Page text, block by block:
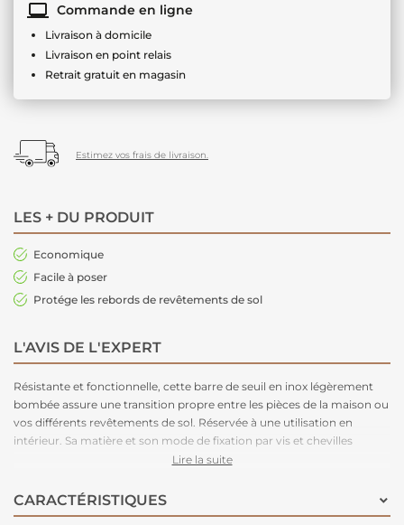
Commande en ligne
Livraison à domicile
Livraison en point relais
Retrait gratuit en magasin
Estimez vos frais de livraison.
LES + DU PRODUIT
Economique
Facile à poser
Protége les rebords de revêtements de sol
L'AVIS DE L'EXPERT
Résistante et fonctionnelle, cette barre de seuil en inox légèrement
bombée assure une transition propre entre les pièces de la maison ou
vos différents revêtements de sol. Réservée à une utilisation en
intérieur. Sa matière et son mode de fixation par vis et chevilles
(incluses) en font un produit solide, doté d’une grande longévité. Pour
seuil sont coordonnées à sa finition. Il est de plus trés économique.
Lire la suite
CARACTÉRISTIQUES